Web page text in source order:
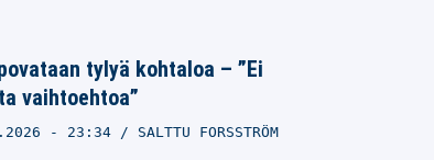
tylyä kohtaloa – ”Ei
vaihtoehtoa”
- 23:34 SALTTU FORSSTRÖM